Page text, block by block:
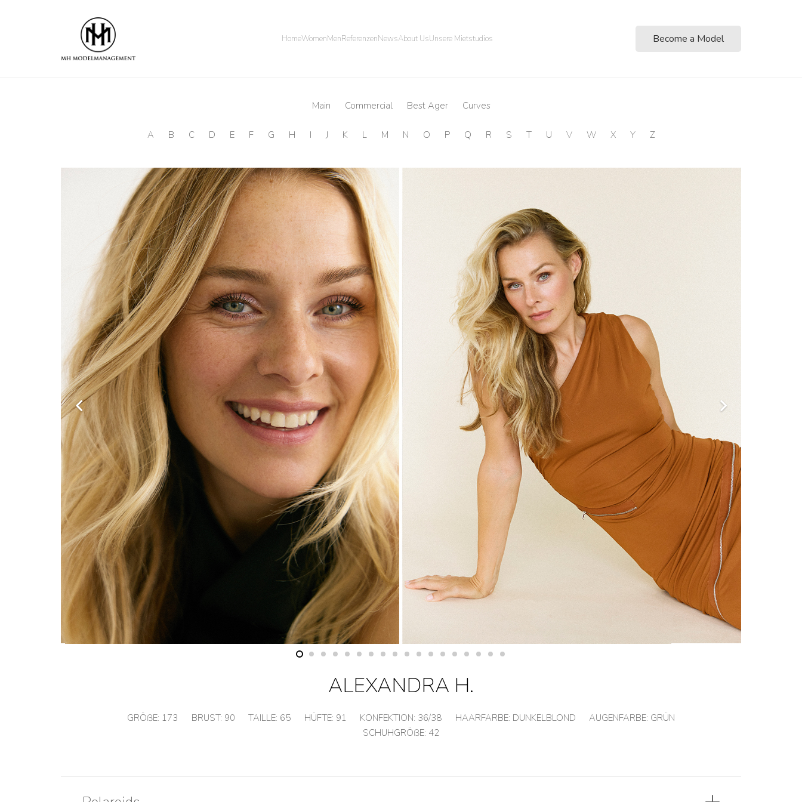
HomeWomenMenReferenzenNewsAbout UsUnsere Mietstudios Become a Model
Main Commercial Best Ager Curves
A B C D E F G H I J K L M N O P Q R S T U V W X Y Z
ALEXANDRA H.
GRÖßE: 173 BRUST: 90 TAILLE: 65 HÜFTE: 91 KONFEKTION: 36/38 HAARFARBE: DUNKELBLOND AUGENFARBE: GRÜN
SCHUHGRÖßE: 42